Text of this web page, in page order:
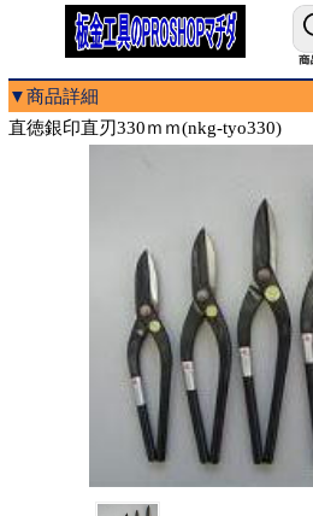
▼商品詳細
直徳銀印直刃330ｍｍ(nkg-tyo330)